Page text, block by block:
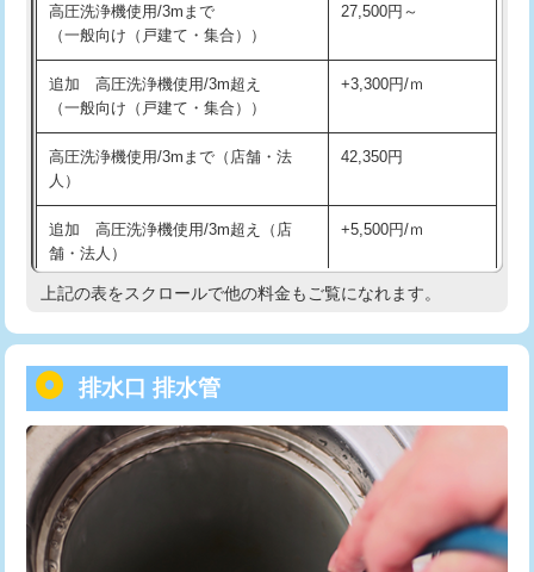
追加人工 16,500円
廃棄・処分
※給水管工事は20mmまでの価格です。
給水管工事※（バンド止め)
給水管工事※（支持金具設置) 5,500円
給水管工事※（保温材使用（バンド止
め込み）)
5,500円
給水管工事※（土の掘削・埋め戻し作
業)
11,000円
給水管工事※（塩ビ管（VP・HI）使
用/3ｍまで)
用（追加）/3ｍ超え)
給水管工事※（ライニング鋼管・銅
管・ポリ管・HT管使用/3ｍまで)
44,000円
給水管工事※（ライニング鋼管・銅
管・ポリ管・HT管使用/3ｍ超え)
+8,800円
高圧洗浄機使用/3mまで
（一般向け（戸建て・集合））
27,500円～
追加 高圧洗浄機使用/3m超え
（一般向け（戸建て・集合））
+3,300円/ｍ
高圧洗浄機使用/3mまで（店舗・法
人）
42,350円
追加 高圧洗浄機使用/3m超え（店
舗・法人）
+5,500円/ｍ
高度高圧洗浄換 現地調査
トーラー機使用/3mまで
追加トーラー機使用/3m超え +3,300円
カメラ調査 33,000円
桝清掃 8,800円
上記の表をスクロールで他の料金もご覧になれます。
排水口 排水管